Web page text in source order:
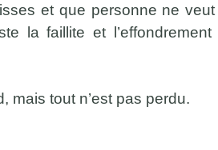
et que personne ne veut
la faillite et
mais tout n’est pas perdu.